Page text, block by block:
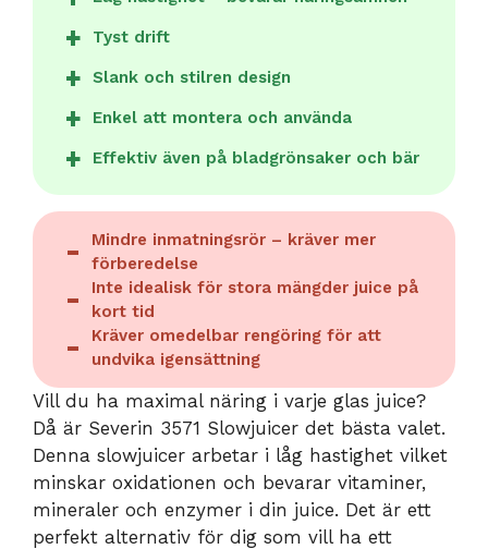
Tyst drift
Slank och stilren design
Enkel att montera och använda
Effektiv även på bladgrönsaker och bär
Mindre inmatningsrör – kräver mer
förberedelse
Inte idealisk för stora mängder juice på
kort tid
Kräver omedelbar rengöring för att
undvika igensättning
Vill du ha maximal näring i varje glas juice?
Då är Severin 3571 Slowjuicer det bästa valet.
Denna slowjuicer arbetar i låg hastighet vilket
minskar oxidationen och bevarar vitaminer,
mineraler och enzymer i din juice. Det är ett
perfekt alternativ för dig som vill ha ett